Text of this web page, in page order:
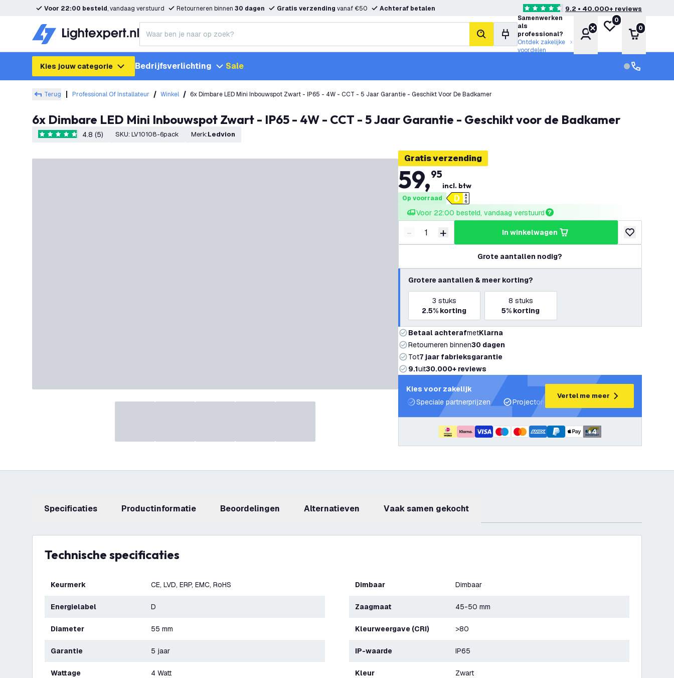
Voor 22:00 besteld, vandaag verstuurd Retourneren binnen 30 dagen Gratis verzending vanaf €50 Achteraf betalen 4.6 score sterren9.2 • 40.000+ reviews
zoeken
Samenwerken
als
professional?
Ontdek zakelijke
voordelen
Account
Mijn verlanglijst
0
0
Kies jouw categorie Bedrijfsverlichting Sale
Terug Professional Of Installateur Winkel 6x Dimbare LED Mini Inbouwspot Zwart - IP65 - 4W - CCT - 5 Jaar Garantie - Geschikt Voor De Badkamer
6x Dimbare LED Mini Inbouwspot Zwart - IP65 - 4W - CCT - 5 Jaar Garantie - Geschikt voor de Badkamer
4.8 score sterren4.8 (5) SKU: LV10108-6pack Merk: Ledvion
Gratis verzending
59,95
incl. btw
Op voorraad
Voor 22:00 besteld, vandaag verstuurd
Verminder hoeveelheid
- Verhoog hoeveelheid
+ in winkelwagen
toevoegen
Grote aantallen nodig?
Grotere aantallen & meer korting?
3 stuks
2.5% korting
8 stuks
5% korting
Betaal achterafmetKlarna
Retourneren binnen30 dagen
Tot7 jaar fabrieksgarantie
9.1uit30.000+ reviews
Kies voor zakelijk
Speciale partnerprijzen
Projectondersteuning en lichtplannen
Vertel me meer
+4
Specificaties productinformatie beoordelingen Alternatieven Vaak samen gekocht
Technische specificaties
Keurmerk CE, LVD, ERP, EMC, RoHS
Energielabel D
Diameter 55 mm
Garantie 5 jaar
Wattage 4 Watt
Dimbaar Dimbaar
Zaagmaat 45-50 mm
Kleurweergave (CRI) >80
IP-waarde IP65
Kleur Zwart